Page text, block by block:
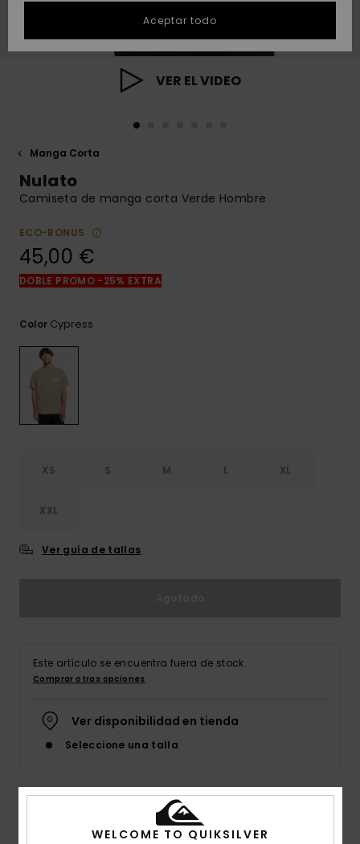
Inicia una
conversación
la respuesta
más rápida a
tu pregunta.
Iniciar una
conversación
más
contacto.
VER EL VIDEO
Manga Corta
Nulato
Camiseta de manga corta Verde Hombre
ECO-BONUS
45,00 €
DOBLE PROMO -25% EXTRA
Color Cypress
XS S M L XL
XXL
Ver guía de tallas
Este artículo se encuentra fuera de stock.
Comprar otras opciones
Ver disponibilidad en tienda
Seleccione una talla
Detalles & características
WELCOME TO QUIKSILVER
Aceptar todo